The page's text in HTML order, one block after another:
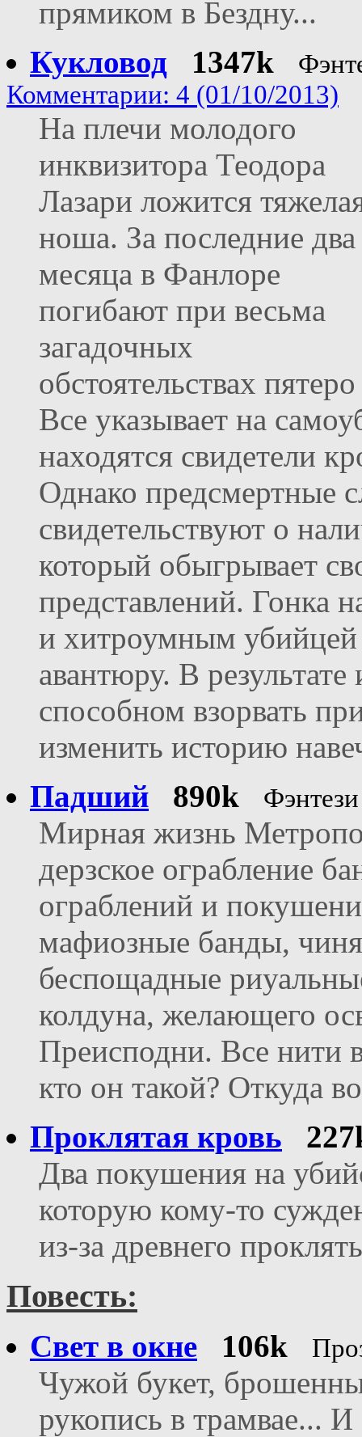
прямиком в Бездну...
Кукловод
1347k
Комментарии: 4 (01/10/2013)
На плечи молодого
инквизитора Теодора
Лазари ложится
ноша. За последние два
месяца в Фанлоре
погибают при весьма
загадочных
обстоятельствах
Все указывает на
находятся свидетели
Однако предсмертные
свидетельствуют о
который обыгрывает
представлений. Гонка
и хитроумным убийцей
авантюру. В результате
способном взорвать
изменить историю
Падший
890k Фэнтези
Мирная жизнь
дерзское ограбление
ограблений и
мафиозные банды,
беспощадные
колдуна, желающего
Преисподни. Все нити
кто он такой? Откуда
Проклятая кровь
Два покушения на
которую кому-то
из-за древнего
Повесть:
Свет в окне 106k
Чужой букет,
рукопись в трамвае...